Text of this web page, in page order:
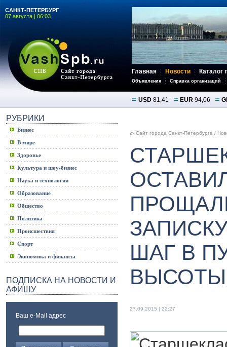
САНКТ-ПЕТЕРБУРГ
07 августа | 06:03
Главная Новости Каталог
Объявления Справка организаций
USD 81,41 EUR 94,06
РУБРИКИ
Бизнес
В мире
Здоровье
Культура и шоу-бизнес
Наука и технологии
Образование
Общество
Политика
Происшествия
Спорт
Экономика и финансы
ПОДПИСКА НА НОВОСТИ И
АФИШУ
Ваш e-Mail адрес
Сайт города Санкт-Петербурга /
ШАГ В
ВЫСОТЫ
27.09.2015 | 22:27